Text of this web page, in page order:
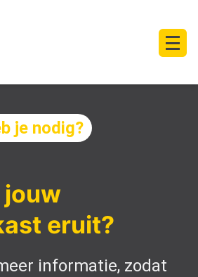
je nodig?
jouw
eruit?
informatie, zodat